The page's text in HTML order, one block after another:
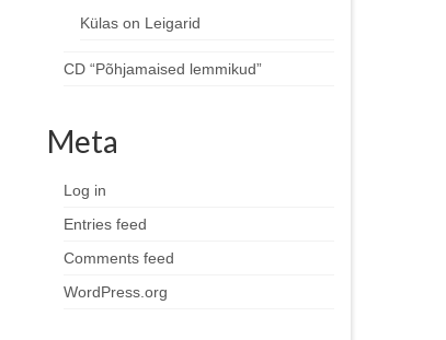
Külas on Leigarid
CD “Põhjamaised lemmikud”
Meta
Log in
Entries feed
Comments feed
WordPress.org